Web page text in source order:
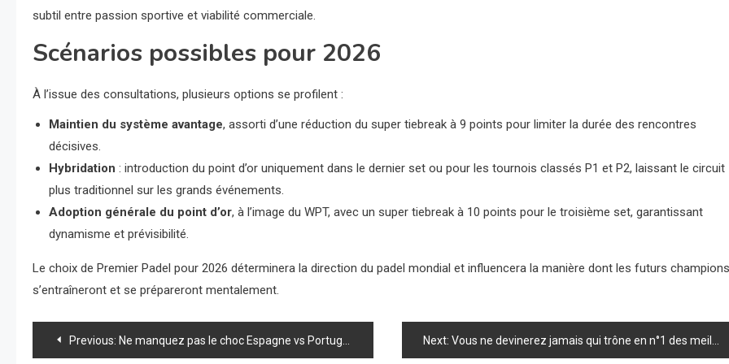
subtil entre passion sportive et viabilité commerciale.
Scénarios possibles pour 2026
À l’issue des consultations, plusieurs options se profilent :
Maintien du système avantage, assorti d’une réduction du super tiebreak à 9 points pour limiter la durée des rencontres
décisives.
Hybridation : introduction du point d’or uniquement dans le dernier set ou pour les tournois classés P1 et P2, laissant le circuit
plus traditionnel sur les grands événements.
Adoption générale du point d’or, à l’image du WPT, avec un super tiebreak à 10 points pour le troisième set, garantissant
dynamisme et prévisibilité.
Le choix de Premier Padel pour 2026 déterminera la direction du padel mondial et influencera la manière dont les futurs champions
s’entraîneront et se prépareront mentalement.
Navigation
Previous: Ne manquez pas le choc Espagne vs Portugal en streaming : le programme explosif de la 3ᵉ journée de la Final 8 FIP Euro Padel Cup 2025 !*** Next: Vous ne devinerez jamais qui trône en n°1 des meilleurs joueurs de padel de tous les temps !